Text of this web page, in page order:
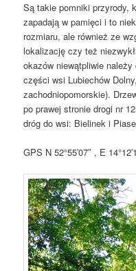
Są takie pomniki przyrody,
zapadają w pamięci i to
rozmiaru, ale również ze
lokalizację czy też
okazów niewątpliwie należy
części wsi Lubiechów
zachodniopomorskie).
po prawej stronie drogi nr
dróg do wsi: Bielinek i
GPS N 52°55′07″ , E